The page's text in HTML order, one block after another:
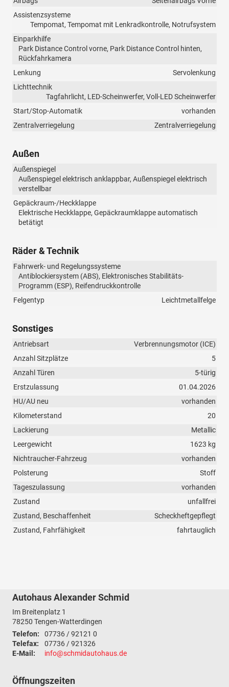
Assistenzsysteme
Tempomat, Tempomat mit Lenkradkontrolle, Notrufsystem
Einparkhilfe
Park Distance Control vorne, Park Distance Control hinten,
Rückfahrkamera
Lenkung
Servolenkung
Lichttechnik
Tagfahrlicht, LED-Scheinwerfer, Voll-LED Scheinwerfer
Start/Stop-Automatik
vorhanden
Zentralverriegelung
Zentralverriegelung
Außen
Außenspiegel
Außenspiegel elektrisch anklappbar, Außenspiegel elektrisch
verstellbar
Gepäckraum-/Heckklappe
Elektrische Heckklappe, Gepäckraumklappe automatisch
betätigt
Räder & Technik
Fahrwerk- und Regelungssysteme
Antiblockiersystem (ABS), Elektronisches Stabilitäts-
Programm (ESP), Reifendruckkontrolle
Felgentyp
Leichtmetallfelge
Sonstiges
Antriebsart
Verbrennungsmotor (ICE)
Anzahl Sitzplätze
5
Anzahl Türen
5-türig
Erstzulassung
01.04.2026
HU/AU neu
vorhanden
Kilometerstand
20
Lackierung
Metallic
Leergewicht
1623 kg
Nichtraucher-Fahrzeug
vorhanden
Polsterung
Stoff
Tageszulassung
vorhanden
Zustand
unfallfrei
Zustand, Beschaffenheit
Scheckheftgepflegt
Zustand, Fahrfähigkeit
fahrtauglich
Autohaus Alexander Schmid
Im Breitenplatz 1
78250 Tengen-Watterdingen
Telefon:
07736 / 92121 0
Telefax:
07736 / 921326
E-Mail:
info@schmidautohaus.de
Öffnungszeiten